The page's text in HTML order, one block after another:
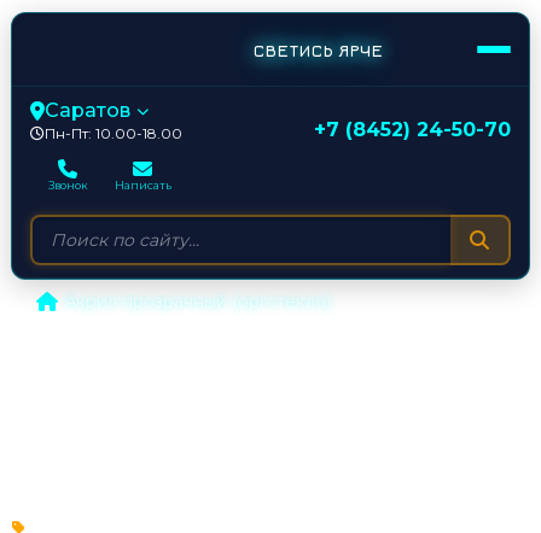
СВЕТИСЬ ЯРЧЕ
Саратов
Пн-Пт: 10.00-18.00 +7 (8452) 24-50-70
Звонок Написать
Акрил прозрачный (оргстекло)